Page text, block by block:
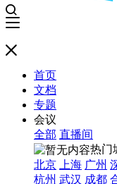
首页
文档
专题
会议
全部 直播间
热门
北京
上海 广州
杭州 武汉 成都